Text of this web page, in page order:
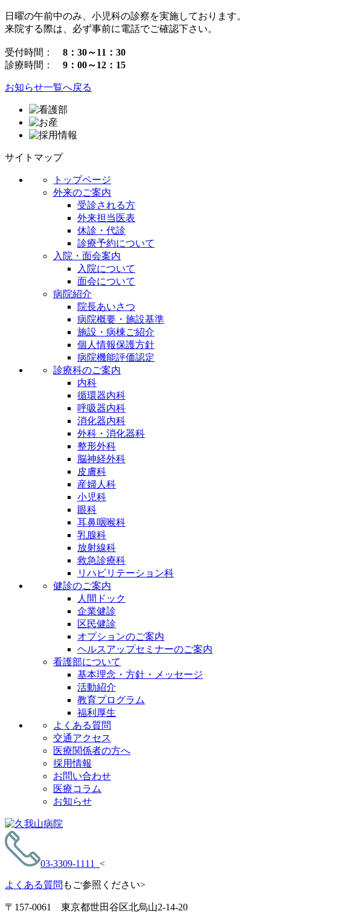
日曜の午前中のみ、小児科の診察を実施しております。
来院する際は、必ず事前に電話でご確認下さい。
受付時間： 8：30～11：30
診療時間： 9：00～12：15
お知らせ一覧へ戻る
サイトマップ
トップページ
外来のご案内
受診される方
外来担当医表
休診・代診
診療予約について
入院・面会案内
入院について
面会について
病院紹介
院長あいさつ
病院概要・施設基準
施設・病棟ご紹介
個人情報保護方針
病院機能評価認定
診療科のご案内
内科
循環器内科
呼吸器内科
消化器内科
外科・消化器科
整形外科
脳神経外科
皮膚科
産婦人科
小児科
眼科
耳鼻咽喉科
乳腺科
放射線科
救急診療科
リハビリテーション科
健診のご案内
人間ドック
企業健診
区民健診
オプションのご案内
ヘルスアップセミナーのご案内
看護部について
基本理念・方針・メッセージ
活動紹介
教育プログラム
福利厚生
よくある質問
交通アクセス
医療関係者の方へ
採用情報
お問い合わせ
医療コラム
お知らせ
03-3309-1111 <
よくある質問 もご参照ください>
〒157-0061 東京都世田谷区北烏山2-14-20